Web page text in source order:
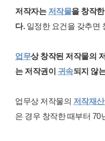
저작자는 저작물을 창작
다. 일정한 요건을 갖추면
업무상 창작된 저작물의
는 저작권이 귀속되지 않
업무상 저작물의 저작재산
은 경우 창작한 때부터 70